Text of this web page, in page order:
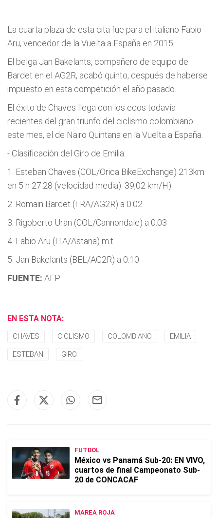
La cuarta plaza de esta cita fue para el italiano Fabio
Aru, vencedor de la Vuelta a España en 2015.
El belga Jan Bakelants, compañero de equipo de
Bardet en el AG2R, acabó quinto, después de haberse
impuesto en esta competición el año pasado.
El éxito de Chaves llega con los ecos todavía
recientes del gran triunfo del ciclismo colombiano
este mes, el de Nairo Quintana en la Vuelta a España.
- Clasificación del Giro de Emilia:
1. Esteban Chaves (COL/Orica BikeExchange) 213km
en 5 h 27:28 (velocidad media): 39,02 km/H)
2. Romain Bardet (FRA/AG2R) a 0:02
3. Rigoberto Uran (COL/Cannondale) a 0:03
4. Fabio Aru (ITA/Astana) m.t
5. Jan Bakelants (BEL/AG2R) a 0:10
FUENTE: AFP
EN ESTA NOTA:
CHAVES CICLISMO COLOMBIANO EMILIA
ESTEBAN GIRO
FUTBOL
México vs Panamá Sub-20: EN VIVO,
cuartos de final Campeonato Sub-
20 de CONCACAF
MAREA ROJA